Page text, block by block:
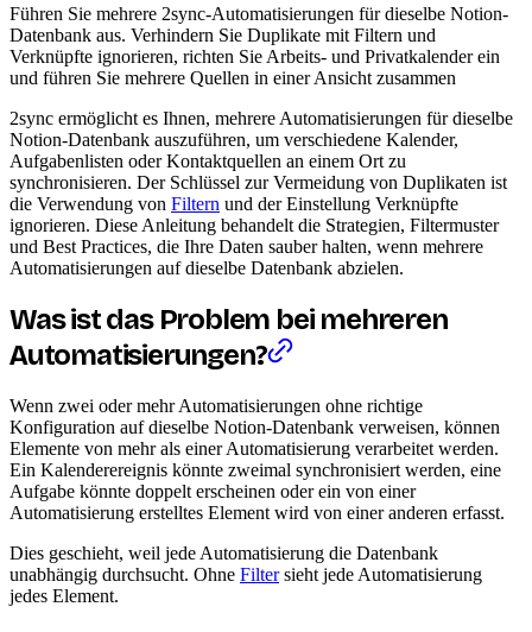
Führen Sie mehrere 2sync-Automatisierungen für dieselbe Notion-
Datenbank aus. Verhindern Sie Duplikate mit Filtern und
Verknüpfte ignorieren, richten Sie Arbeits- und Privatkalender ein
und führen Sie mehrere Quellen in einer Ansicht zusammen
2sync ermöglicht es Ihnen, mehrere Automatisierungen für dieselbe
Notion-Datenbank auszuführen, um verschiedene Kalender,
Aufgabenlisten oder Kontaktquellen an einem Ort zu
synchronisieren. Der Schlüssel zur Vermeidung von Duplikaten ist
die Verwendung von Filtern und der Einstellung Verknüpfte
ignorieren. Diese Anleitung behandelt die Strategien, Filtermuster
und Best Practices, die Ihre Daten sauber halten, wenn mehrere
Automatisierungen auf dieselbe Datenbank abzielen.
Was ist das Problem bei mehreren
Automatisierungen?
Wenn zwei oder mehr Automatisierungen ohne richtige
Konfiguration auf dieselbe Notion-Datenbank verweisen, können
Elemente von mehr als einer Automatisierung verarbeitet werden.
Ein Kalenderereignis könnte zweimal synchronisiert werden, eine
Aufgabe könnte doppelt erscheinen oder ein von einer
Automatisierung erstelltes Element wird von einer anderen erfasst.
Dies geschieht, weil jede Automatisierung die Datenbank
unabhängig durchsucht. Ohne Filtersieht jede Automatisierung
jedes Element.